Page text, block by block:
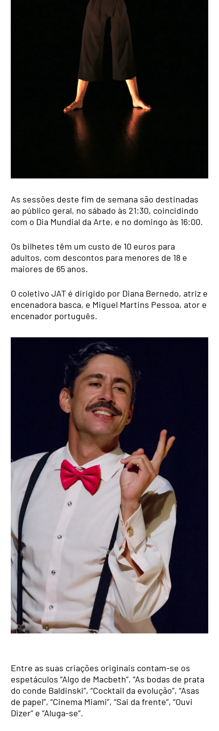
As sessões deste fim de semana são destinadas
ao público geral, no sábado às 21:30, coincidindo
com o Dia Mundial da Arte, e no domingo às 16:00.
Os bilhetes têm um custo de 10 euros para
adultos, com descontos para menores de 18 e
maiores de 65 anos.
O coletivo JAT é dirigido por Diana Bernedo, atriz e
encenadora basca, e Miguel Martins Pessoa, ator e
encenador português.
Entre as suas criações originais contam-se os
espetáculos “Algo de Macbeth”, “As bodas de prata
do conde Baldinski”, “Cocktail da evolução”, “Asas
de papel”, “Cinema Miami”, “Sai da frente”, “Ouvi
Dizer” e “Aluga-se”.